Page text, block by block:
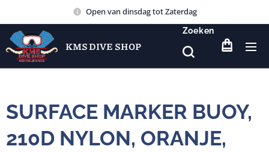
Open van dinsdag tot Zaterdag
KMS DIVE SHOP
Zoeken
SURFACE MARKER BUOY,
210D NYLON, ORANJE,